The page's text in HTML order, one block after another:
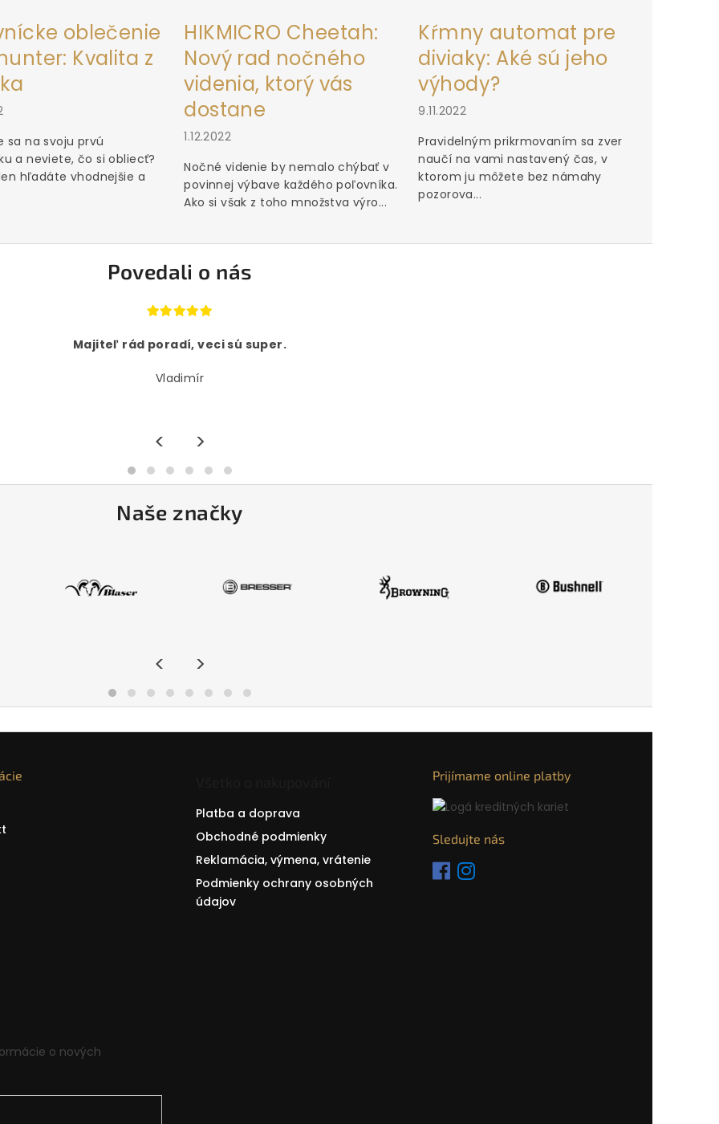
oblečenie
Kvalita z
sa na svoju prvú
a neviete, čo si obliecť?
hľadáte vhodnejšie a
HIKMICRO Cheetah:
Nový rad nočného
videnia, ktorý vás
dostane
1.12.2022
Nočné videnie by nemalo chýbať v
povinnej výbave každého poľovníka.
Ako si však z toho množstva výro...
Kŕmny automat pre
diviaky: Aké sú jeho
výhody?
9.11.2022
Pravidelným prikrmovaním sa zver
naučí na vami nastavený čas, v
ktorom ju môžete bez námahy
pozorova...
Povedali o nás
Majiteľ rád poradí, veci sú super.
Vladimír
< >
Naše značky
< >
Platba a doprava
Obchodné podmienky
Reklamácia, výmena, vrátenie
Podmienky ochrany osobných
údajov
Prijímame online platby
Sledujte nás
o nových